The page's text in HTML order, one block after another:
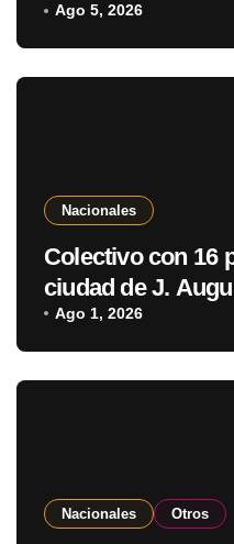
en Fernando de la
Ago 5, 2026
Nacionales
Colectivo con 16
ciudad de J.
Ago 1, 2026
Nacionales Otros